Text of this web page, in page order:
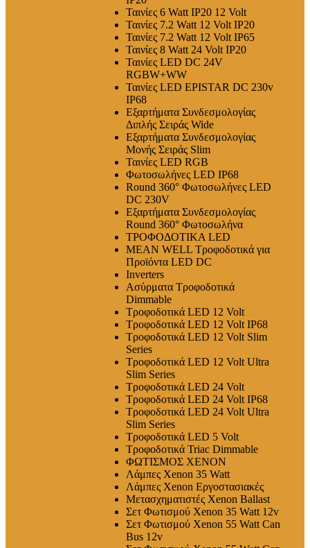
Ταινίες 6 Watt IP20 12 Volt
Ταινίες 7.2 Watt 12 Volt IP20
Ταινίες 7.2 Watt 12 Volt IP65
Ταινίες 8 Watt 24 Volt IP20
Ταινίες LED DC 24V
RGBW+WW
Ταινίες LED EPISTAR DC 230v
IP68
Εξαρτήματα Συνδεσμολογίας
Διπλής Σειράς Wide
Εξαρτήματα Συνδεσμολογίας
Μονής Σειράς Slim
Ταινίες LED RGB
Φωτοσωλήνες LED IP68
Round 360° Φωτοσωλήνες LED
DC 230V
Εξαρτήματα Συνδεσμολογίας
Round 360° Φωτοσωλήνα
ΤΡΟΦΟΔΟΤΙΚΑ LED
MEAN WELL Τροφοδοτικά για
Προϊόντα LED DC
Inverters
Ασύρματα Τροφοδοτικά
Dimmable
Τροφοδοτικά LED 12 Volt
Τροφοδοτικά LED 12 Volt IP68
Τροφοδοτικά LED 12 Volt Slim
Series
Τροφοδοτικά LED 12 Volt Ultra
Slim Series
Τροφοδοτικά LED 24 Volt
Τροφοδοτικά LED 24 Volt IP68
Τροφοδοτικά LED 24 Volt Ultra
Slim Series
Τροφοδοτικά LED 5 Volt
Τροφοδοτικά Triac Dimmable
ΦΩΤΙΣΜΟΣ XENON
Λάμπες Xenon 35 Watt
Λάμπες Xenon Εργοστασιακές
Μετασχηματιστές Xenon Ballast
Σετ Φωτισμού Xenon 35 Watt 12v
Σετ Φωτισμού Xenon 55 Watt Can
Bus 12v